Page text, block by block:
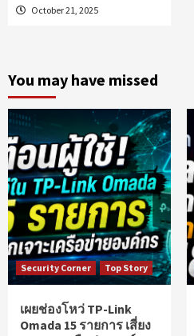
October 21, 2025
You may have missed
Security Corner Top Story
เผยช่องโหว่ TP-Link
Omada 15 รายการ เสี่ยง